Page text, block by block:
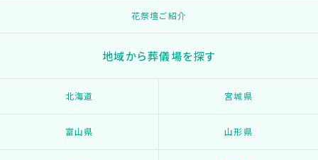
花祭壇ご紹介
地域から葬儀場を探す
北海道 宮城県
富山県 山形県